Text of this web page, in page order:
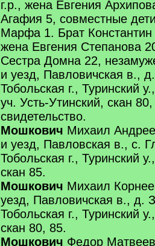
г.р., жена Евгения
Агафия 5, совместные
Марфа 1. Брат Константин
жена Евгения Степанова
Сестра Домна 22,
и уезд, Павловичская в.,
Тобольская г., Туринский
уч. Усть-Утинский, скан
свидетельство.
Мошкович Михаил
и уезд, Павловская в., с.
Тобольская г., Туринский
скан 85.
Мошкович Михаил
уезд, Павловичская в., д.
Тобольская г., Туринский
скан 80, 85.
Мошкович Федор